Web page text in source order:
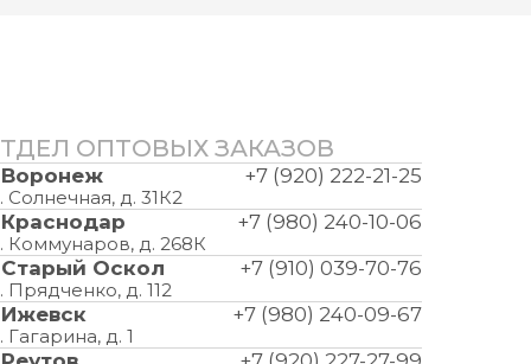
ОПТОВЫХ ЗАКАЗОВ
Воронеж
Солнечная, д. 31К2
+7 (920) 222-21-25
Краснодар
Коммунаров, д. 268К
+7 (980) 240-10-06
Старый Оскол
Прядченко, д. 112
+7 (910) 039-70-76
Ижевск
Гагарина, д. 1
+7 (980) 240-09-67